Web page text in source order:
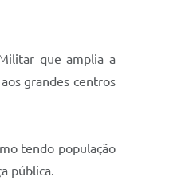
que amplia a
grandes centros
tendo população
pública.